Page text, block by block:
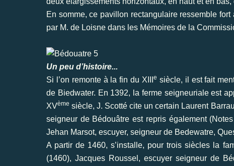
En somme, ce pavillon rectangulaire ressemble
par M. de Loisne dans les Mémoires de la
Un peu d’histoire...
Si l’on remonte à la fin du XIII
e siècle, il est fait
de Biedwater. En 1392, la ferme seigneuriale est
XVème siècle, J. Scotté cite un certain Laurent
seigneur de Bédouâtre est repris également
Jehan Marsot, escuyer, seigneur de Bedewatre,
A partir de 1460, s’installe, pour trois siècles la
(1460), Jacques Roussel, escuyer seigneur de